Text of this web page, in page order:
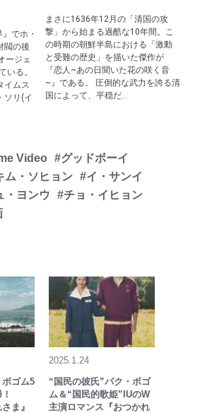
でホ・
閥の後
ージェ
いる。
イムス
ソリ(イ
まさに1636年12月の「清国の攻
撃」から始まる過酷な10年間。こ
の時期の朝鮮半島における「激動
と受難の歴史」を描いた傑作が
『恋人~あの日聞いた花の咲く音
~』である。 圧倒的な武力を誇る清
国によって、平穏だ...
Video
#グッドボーイ
ム・ソヒョン #イ・サンイ
・ヨンウ
#チョ・イヒョン
ボゴム5
ま』
2025.1.24
“国民の彼氏”パク・ボゴ
ム＆“国民的歌姫”IUのW
主演ロマンス『おつかれ